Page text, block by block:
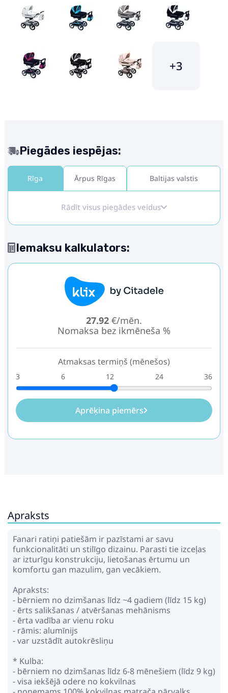
+3
Piegādes iespējas:
Rīga Ārpus Rīgas Baltijas valstis
Rādīt visus piegādes veidus
Iemaksu kalkulators:
27.92 €/mēn.
Nomaksa bez ikmēneša %
Atmaksas termiņš (mēnešos)
3 6 12 24 36
Aprēķina piemērs
Apraksts
Fanari ratiņi patiešām ir pazīstami ar savu
funkcionalitāti un stilīgo dizainu. Parasti tie izceļas
ar izturīgu konstrukciju, lietošanas ērtumu un
komfortu gan mazulim, gan vecākiem.
Apraksts:
- bērniem no dzimšanas līdz ~4 gadiem (līdz 15 kg)
- ērts salikšanas / atvēršanas mehānisms
- ērta vadība ar vienu roku
- rāmis: alumīnijs
- var uzstādīt autokrēsliņu
* Kulba:
- bērniem no dzimšanas līdz 6-8 mēnešiem (līdz 9 kg)
- visa iekšējā odere no kokvilnas